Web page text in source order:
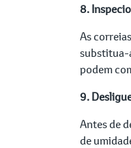
8.
As
substitua-
podem
9.
Antes de
de